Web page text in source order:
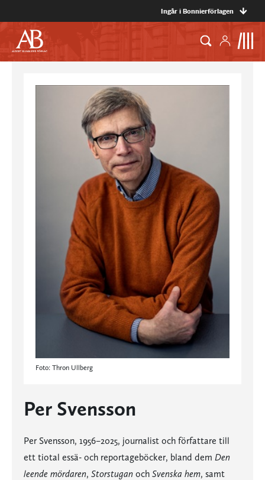
Ingår i Bonnierförlagen
Foto: Thron Ullberg
Per Svensson
Per Svensson, 1956–2025, journalist och författare till
ett tiotal essä- och reportageböcker, bland dem Den
leende mördaren, Storstugan och Svenska hem, samt